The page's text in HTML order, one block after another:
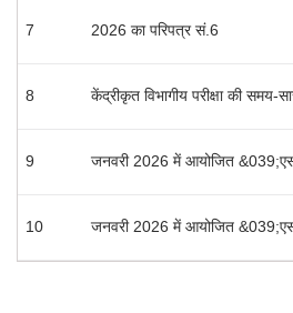
7 2026 का परिपत्र सं.6
8 केंद्रीकृत विभागीय परीक्षा की
9 जनवरी 2026 में आयोजित
10 जनवरी 2026 में आयोजित